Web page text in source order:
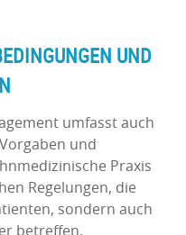
UND
umfasst auch
und
Praxis
Regelungen, die
sondern auch
betreffen.